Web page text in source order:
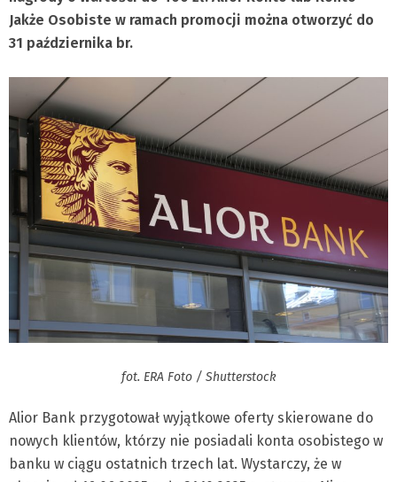
Jakże Osobiste w ramach promocji można otworzyć do
31 października br.
fot. ERA Foto / Shutterstock
Alior Bank przygotował wyjątkowe oferty skierowane do
nowych klientów, którzy nie posiadali konta osobistego w
banku w ciągu ostatnich trzech lat. Wystarczy, że w